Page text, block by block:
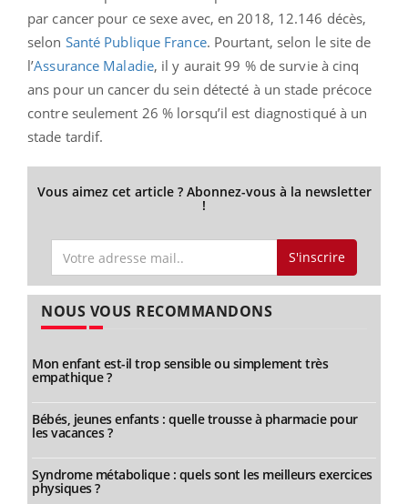
par cancer pour ce sexe avec, en 2018, 12.146 décès,
selon Santé Publique France. Pourtant, selon le site de
l’Assurance Maladie, il y aurait 99 % de survie à cinq
ans pour un cancer du sein détecté à un stade précoce
contre seulement 26 % lorsqu’il est diagnostiqué à un
stade tardif.
Vous aimez cet article ? Abonnez-vous à la newsletter
!
S'inscrire
NOUS VOUS RECOMMANDONS
Mon enfant est-il trop sensible ou simplement très
empathique ?
Bébés, jeunes enfants : quelle trousse à pharmacie pour
les vacances ?
Syndrome métabolique : quels sont les meilleurs exercices
physiques ?